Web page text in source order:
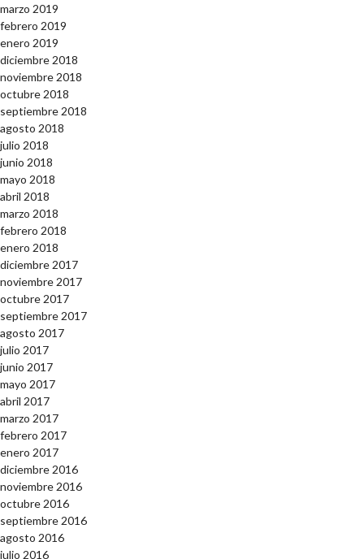
marzo 2019
febrero 2019
enero 2019
diciembre 2018
noviembre 2018
octubre 2018
septiembre 2018
agosto 2018
julio 2018
junio 2018
mayo 2018
abril 2018
marzo 2018
febrero 2018
enero 2018
diciembre 2017
noviembre 2017
octubre 2017
septiembre 2017
agosto 2017
julio 2017
junio 2017
mayo 2017
abril 2017
marzo 2017
febrero 2017
enero 2017
diciembre 2016
noviembre 2016
octubre 2016
septiembre 2016
agosto 2016
julio 2016